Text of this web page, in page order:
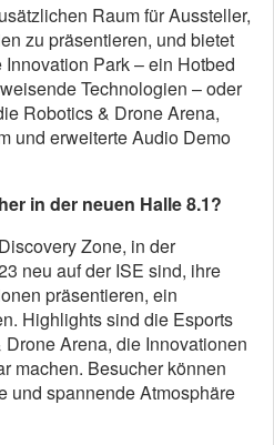
Raum für Aussteller,
zu präsentieren, und bietet
Park – ein Hotbed
Technologien – oder
Robotics & Drone Arena,
und erweiterte Audio Demo
in der neuen Halle 8.1?
Zone, in der
neu auf der ISE sind, ihre
präsentieren, ein
Highlights sind die Esports
Arena, die Innovationen
machen. Besucher können
und spannende Atmosphäre